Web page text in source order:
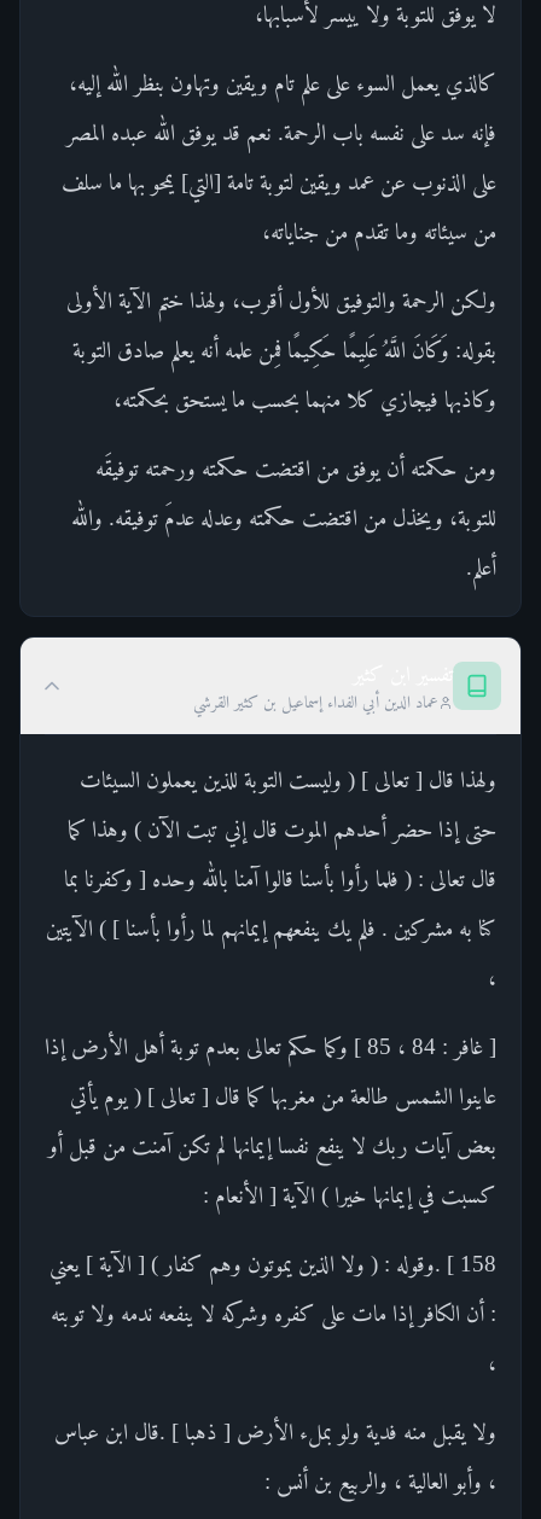
لا يوفق للتوبة ولا ييسر لأسبابها،
كالذي يعمل السوء على علم تام ويقين وتهاون بنظر الله إليه،
فإنه سد على نفسه باب الرحمة. نعم قد يوفق الله عبده المصر
على الذنوب عن عمد ويقين لتوبة تامة [التي] يمحو بها ما سلف
من سيئاته وما تقدم من جناياته،
ولكن الرحمة والتوفيق للأول أقرب، ولهذا ختم الآية الأولى
بقوله: وَكَانَ اللَّهُ عَلِيمًا حَكِيمًا فمِن علمه أنه يعلم صادق التوبة
وكاذبها فيجازي كلا منهما بحسب ما يستحق بحكمته،
ومن حكمته أن يوفق من اقتضت حكمته ورحمته توفيقَه
للتوبة، ويخذل من اقتضت حكمته وعدله عدمَ توفيقه. والله
أعلم.
عماد الدين أبي الفداء إسماعيل بن كثير القرشي
ولهذا قال [ تعالى ] ( وليست التوبة للذين يعملون السيئات
حتى إذا حضر أحدهم الموت قال إني تبت الآن ) وهذا كما
قال تعالى : ( فلما رأوا بأسنا قالوا آمنا بالله وحده [ وكفرنا بما
كنا به مشركين . فلم يك ينفعهم إيمانهم لما رأوا بأسنا ] ) الآيتين
،
[ غافر : 84 ، 85 ] وكما حكم تعالى بعدم توبة أهل الأرض إذا
عاينوا الشمس طالعة من مغربها كما قال [ تعالى ] ( يوم يأتي
بعض آيات ربك لا ينفع نفسا إيمانها لم تكن آمنت من قبل أو
كسبت في إيمانها خيرا ) الآية [ الأنعام :
158 ] .وقوله : ( ولا الذين يموتون وهم كفار ) [ الآية ] يعني
: أن الكافر إذا مات على كفره وشركه لا ينفعه ندمه ولا توبته
،
ولا يقبل منه فدية ولو بملء الأرض [ ذهبا ] .قال ابن عباس
، وأبو العالية ، والربيع بن أنس :